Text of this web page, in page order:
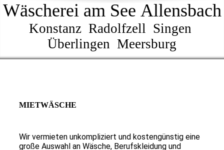
Wäscherei am See Allensbach
Konstanz Radolfzell Singen
Überlingen Meersburg
MIETWÄSCHE
Wir vermieten unkompliziert und kostengünstig eine
große Auswahl an Wäsche, Berufskleidung und